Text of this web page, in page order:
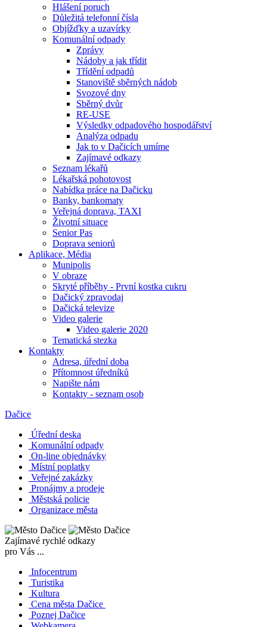
Hlášení poruch
Důležitá telefonní čísla
Objížďky a uzavírky
Komunální odpady
Zprávy
Nádoby a jak třídit
Třídění odpadů
Stanoviště sběrných nádob
Svozové dny
Sběrný dvůr
RE-USE
Výsledky odpadového hospodářství
Analýza odpadu
Jak to v Dačicích umíme
Zajímavé odkazy
Seznam lékařů
Lékařská pohotovost
Nabídka práce na Dačicku
Banky, bankomaty
Veřejná doprava, TAXI
Životní situace
Senior Pas
Doprava seniorů
Aplikace, Média
Munipolis
V obraze
Skryté příběhy - První kostka cukru
Dačický zpravodaj
Dačická televize
Video galerie
Video galerie 2020
Tematická stezka
Kontakty
Adresa, úřední doba
Přítomnost úředníků
Napište nám
Kontakty - seznam osob
Dačice
Úřední deska
Komunální odpady
On-line objednávky
Místní poplatky
Veřejné zakázky
Pronájmy a prodeje
Městská policie
Organizace města
Zajímavé rychlé odkazy
pro Vás ...
Infocentrum
Turistika
Kultura
Cena města Dačice
Poznej Dačice